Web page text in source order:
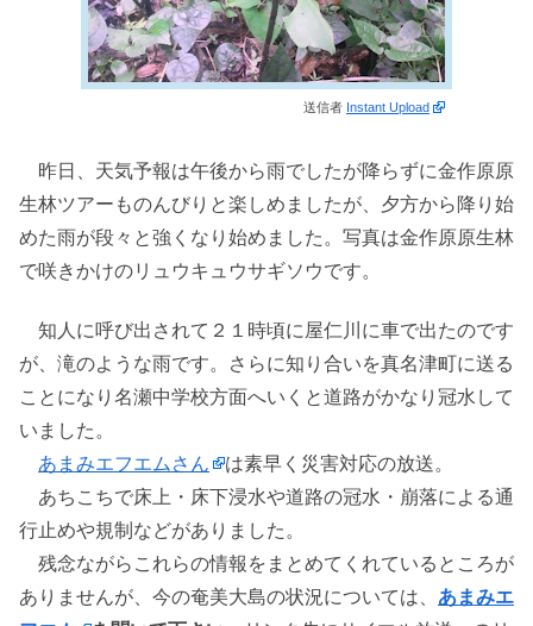
送信者 Instant Upload
昨日、天気予報は午後から雨でしたが降らずに金作原原
生林ツアーものんびりと楽しめましたが、夕方から降り始
めた雨が段々と強くなり始めました。写真は金作原原生林
で咲きかけのリュウキュウサギソウです。
知人に呼び出されて２１時頃に屋仁川に車で出たのです
が、滝のような雨です。さらに知り合いを真名津町に送る
ことになり名瀬中学校方面へいくと道路がかなり冠水して
いました。
あまみエフエムさん
は素早く災害対応の放送。
あちこちで床上・床下浸水や道路の冠水・崩落による通
行止めや規制などがありました。
残念ながらこれらの情報をまとめてくれているところが
ありませんが、今の奄美大島の状況については、 あまみエ